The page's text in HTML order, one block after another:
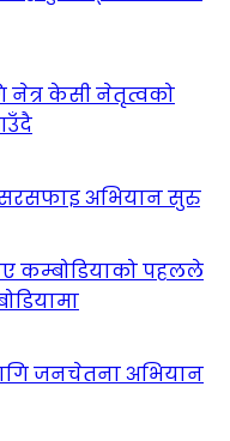
नेत्र केसी नेतृत्वको
सरसफाइ अभियान सुरु
कम्बोडियाको पहलले
जनचेतना अभियान